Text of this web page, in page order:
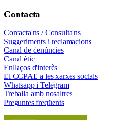
Contacta
Contacta'ns / Consulta'ns
Suggeriments i reclamacions
Canal de denúncies
Canal ètic
Enllaços d'interès
El CCPAE a les xarxes socials
Whatsapp i Telegram
Treballa amb nosaltres
Preguntes freqüents